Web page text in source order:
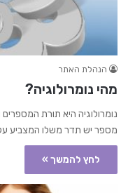
הנהלת האתר
מהי נומרולוגיה?
נומרולוגיה היא תורת
מספר יש תדר משלו המצביע
לחץ להמשך »